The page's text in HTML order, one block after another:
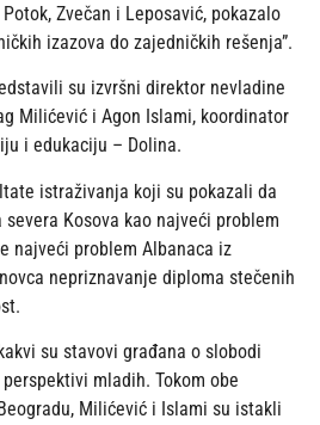
Zvečan i Leposavić, pokazalo
izazova do zajedničkih rešenja”.
su izvršni direktor nevladine
Milićević i Agon Islami, koordinator
i edukaciju – Dolina.
istraživanja koji su pokazali da
Kosova kao najveći problem
najveći problem Albanaca iz
nepriznavanje diploma stečenih
su stavovi građana o slobodi
mladih. Tokom obe
Milićević i Islami su istakli